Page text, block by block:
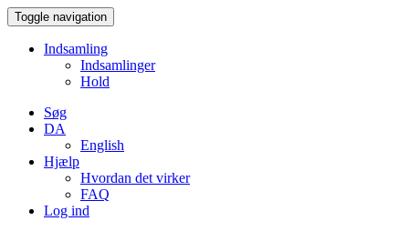
Toggle navigation
Indsamling
Indsamlinger
Hold
Søg
DA
English
Hjælp
Hvordan det virker
FAQ
Log ind